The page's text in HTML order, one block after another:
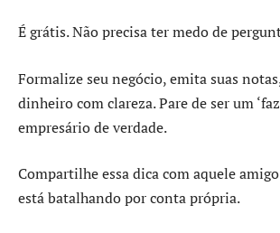
É grátis. Não precisa ter medo de
Formalize seu negócio, emita suas
dinheiro com clareza. Pare de ser um
empresário de verdade.
Compartilhe essa dica com aquele
está batalhando por conta própria.